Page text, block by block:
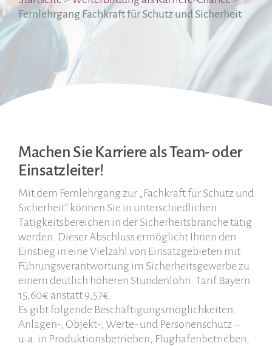
Fernlehrgang Fachkraft für Schutz und Sicherheit
Machen Sie Karriere als Team- oder
Einsatzleiter!
Mit dem Fernlehrgang zur „Fachkraft für Schutz und
Sicherheit“ können Sie in unterschiedlichen
Tätigkeitsbereichen in der Sicherheitsbranche tätig
werden. Dieser Abschluss ermöglicht Ihnen den
Einstieg in eine Vielzahl von Einsatzgebieten mit
Führungsverantwortung im Sicherheitsgewerbe zu
einem deutlich höheren Stundenlohn: Tarif Bayern
15,60€ anstatt 9,57€.
Es gibt folgende Beschäftigungsmöglichkeiten:
Anlagen-, Objekt-, Werte- und Personenschutz –
u.a. in Produktionsbetrieben, Flughafenbetrieben,